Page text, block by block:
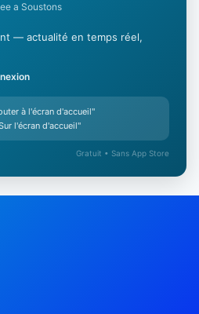
a Soustons
— actualité en temps réel,
à l'écran d'accueil"
l'écran d'accueil"
Gratuit • Sans App Store